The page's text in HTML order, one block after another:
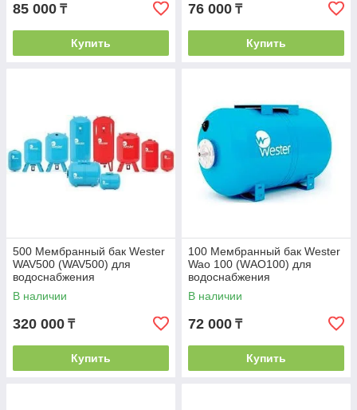
85 000 ₸
Купить
76 000 ₸
Купить
500 Мембранный бак Wester
WAV500 (WAV500) для
водоснабжения
В наличии
320 000 ₸
Купить
100 Мембранный бак Wester
Wao 100 (WАО100) для
водоснабжения
горизонтальный
В наличии
72 000 ₸
Купить